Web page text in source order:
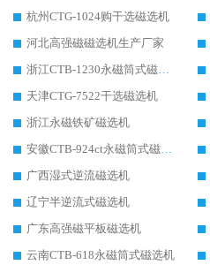
杭州CTG-1024购干选磁选机
河北高强磁磁选机生产厂家
浙江CTB-1230永磁筒式磁选机生产厂家
天津CTG-7522干选磁选机
浙江永磁铁矿磁选机
安徽CTB-924ct永磁筒式磁选机
广西湿式逆流磁选机
辽宁半逆流式磁选机
广东高强磁平板磁选机
云南CTB-618永磁筒式磁选机